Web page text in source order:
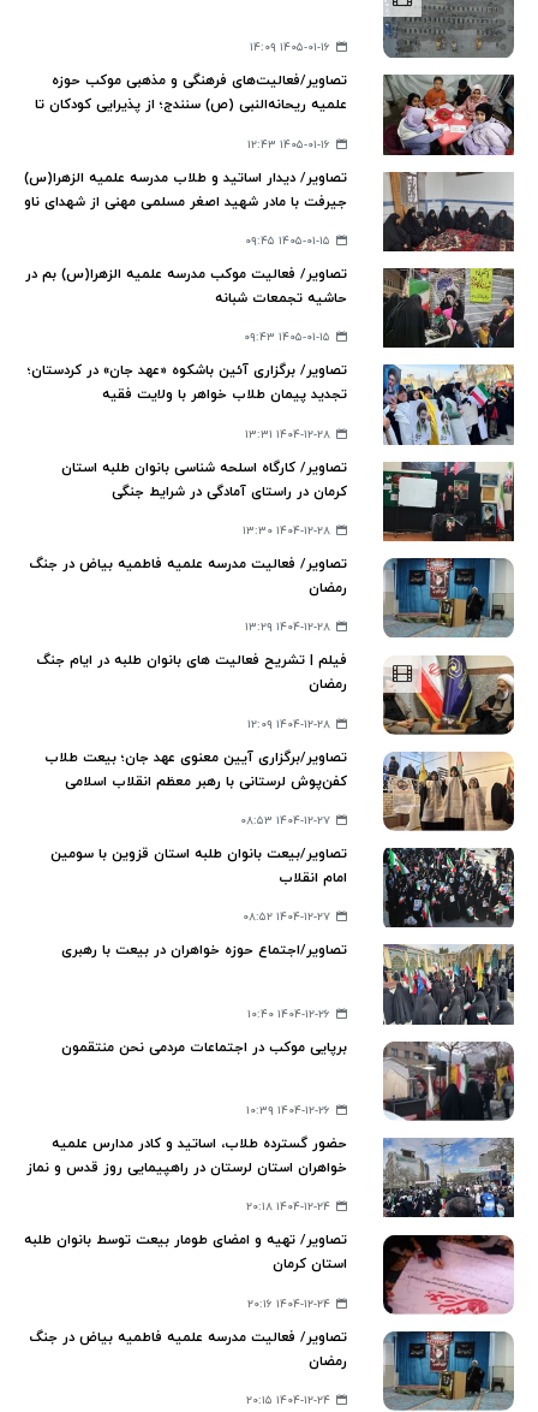
۱۴۰۵-۰۱-۱۶ ۱۴:۰۹
تصاویر/فعالیت‌های فرهنگی و مذهبی موکب حوزه
علمیه ریحانه‌النبی (ص) سنندج؛ از پذیرایی کودکان تا
۱۴۰۵-۰۱-۱۶ ۱۲:۴۳
تصاویر/ دیدار اساتید و طلاب مدرسه علمیه الزهرا(س)
جیرفت با مادر شهید اصغر مسلمی مهنی از شهدای ناو
۱۴۰۵-۰۱-۱۵ ۰۹:۴۵
تصاویر/ فعالیت موکب مدرسه علمیه الزهرا(س) بم در
حاشیه تجمعات شبانه
۱۴۰۵-۰۱-۱۵ ۰۹:۴۳
تصاویر/ برگزاری آئین باشکوه «عهد جان» در کردستان؛
تجدید پیمان طلاب خواهر با ولایت فقیه
۱۴۰۴-۱۲-۲۸ ۱۳:۳۱
تصاویر/ کارگاه اسلحه شناسی بانوان طلبه استان
کرمان در راستای آمادگی در شرایط جنگی
۱۴۰۴-۱۲-۲۸ ۱۳:۳۰
تصاویر/ فعالیت مدرسه علمیه فاطمیه بیاض در جنگ
رمضان
۱۴۰۴-۱۲-۲۸ ۱۳:۲۹
فیلم | تشریح فعالیت های بانوان طلبه در ایام جنگ
رمضان
۱۴۰۴-۱۲-۲۸ ۱۲:۰۹
تصاویر/برگزاری آیین معنوی عهد جان؛ بیعت طلاب
کفن‌پوش لرستانی با رهبر معظم انقلاب اسلامی
۱۴۰۴-۱۲-۲۷ ۰۸:۵۳
تصاویر/بیعت بانوان طلبه استان قزوین با سومین
امام انقلاب
۱۴۰۴-۱۲-۲۷ ۰۸:۵۲
تصاویر/اجتماع حوزه خواهران در بیعت با رهبری
۱۴۰۴-۱۲-۲۶ ۱۰:۴۰
برپایی موکب در اجتماعات مردمی نحن منتقمون
۱۴۰۴-۱۲-۲۶ ۱۰:۳۹
حضور گسترده طلاب، اساتید و کادر مدارس علمیه
خواهران استان لرستان در راهپیمایی روز قدس و نماز
۱۴۰۴-۱۲-۲۴ ۲۰:۱۸
تصاویر/ تهیه و امضای طومار بیعت توسط بانوان طلبه
استان کرمان
۱۴۰۴-۱۲-۲۴ ۲۰:۱۶
تصاویر/ فعالیت مدرسه علمیه فاطمیه بیاض در جنگ
رمضان
۱۴۰۴-۱۲-۲۴ ۲۰:۱۵